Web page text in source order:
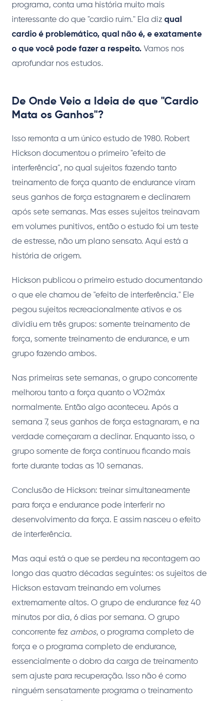
programa, conta uma história muito mais
interessante do que "cardio ruim." Ela diz qual
cardio é problemático, qual não é, e exatamente
o que você pode fazer a respeito. Vamos nos
aprofundar nos estudos.
De Onde Veio a Ideia de que "Cardio
Mata os Ganhos"?
Isso remonta a um único estudo de 1980. Robert
Hickson documentou o primeiro "efeito de
interferência", no qual sujeitos fazendo tanto
treinamento de força quanto de endurance viram
seus ganhos de força estagnarem e declinarem
após sete semanas. Mas esses sujeitos treinavam
em volumes punitivos, então o estudo foi um teste
de estresse, não um plano sensato. Aqui está a
história de origem.
Hickson publicou o primeiro estudo documentando
o que ele chamou de "efeito de interferência." Ele
pegou sujeitos recreacionalmente ativos e os
dividiu em três grupos: somente treinamento de
força, somente treinamento de endurance, e um
grupo fazendo ambos.
Nas primeiras sete semanas, o grupo concorrente
melhorou tanto a força quanto o VO2máx
normalmente. Então algo aconteceu. Após a
semana 7, seus ganhos de força estagnaram, e na
verdade começaram a declinar. Enquanto isso, o
grupo somente de força continuou ficando mais
forte durante todas as 10 semanas.
Conclusão de Hickson: treinar simultaneamente
para força e endurance pode interferir no
desenvolvimento da força. E assim nasceu o efeito
de interferência.
Mas aqui está o que se perdeu na recontagem ao
longo das quatro décadas seguintes: os sujeitos de
Hickson estavam treinando em volumes
extremamente altos. O grupo de endurance fez 40
minutos por dia, 6 dias por semana. O grupo
concorrente fez ambos, o programa completo de
força e o programa completo de endurance,
essencialmente o dobro da carga de treinamento
sem ajuste para recuperação. Isso não é como
ninguém sensatamente programa o treinamento